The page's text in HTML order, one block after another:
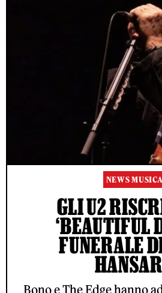
NEWS MUSICA
GLI U2
‘BEAUTIFUL
FUNERALE
Bono e The Edge hanno